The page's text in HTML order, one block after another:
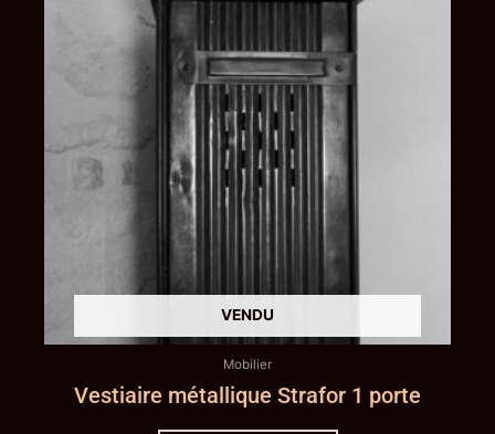
Mobilier
Vestiaire métallique Strafor 1 porte